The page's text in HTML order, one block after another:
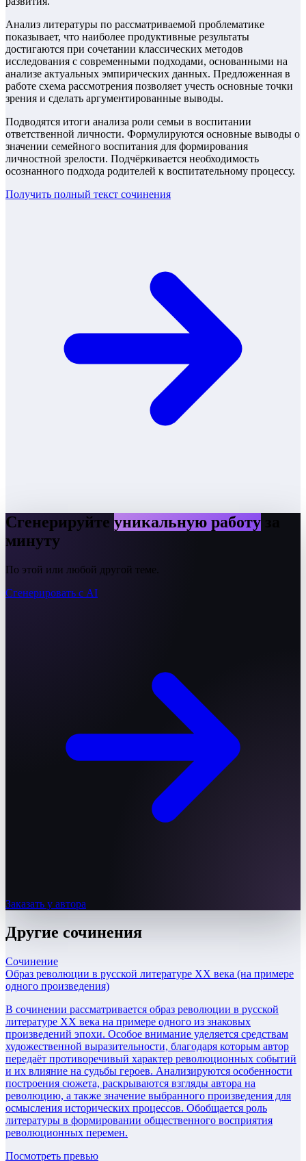
Анализ литературы по рассматриваемой проблематике
показывает, что наиболее продуктивные результаты
достигаются при сочетании классических методов
исследования с современными подходами, основанными на
анализе актуальных эмпирических данных. Предложенная в
работе схема рассмотрения позволяет учесть основные точки
зрения и сделать аргументированные выводы.
Подводятся итоги анализа роли семьи в воспитании
ответственной личности. Формулируются основные выводы о
значении семейного воспитания для формирования
личностной зрелости. Подчёркивается необходимость
осознанного подхода родителей к воспитательному процессу.
Получить полный текст сочинения
Сгенерируйте уникальную работу
минуту
По этой или любой другой теме.
Сгенерировать с AI
Заказать у автора
Другие сочинения
Сочинение
Образ революции в русской литературе XX века (на примере
одного произведения)
В сочинении рассматривается образ революции в русской
литературе XX века на примере одного из знаковых
произведений эпохи. Особое внимание уделяется средствам
художественной выразительности, благодаря которым автор
передаёт противоречивый характер революционных событий
и их влияние на судьбы героев. Анализируются особенности
построения сюжета, раскрываются взгляды автора на
революцию, а также значение выбранного произведения для
осмысления исторических процессов. Обобщается роль
литературы в формировании общественного восприятия
революционных перемен.
Посмотреть превью